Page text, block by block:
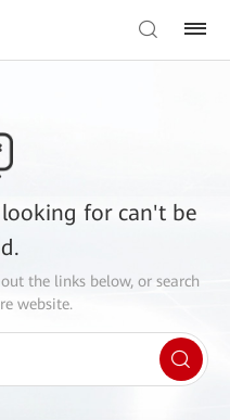
for can't be
the links below, or search
website.